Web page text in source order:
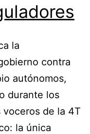
la
contra
autónomos,
durante los
de la 4T
la única